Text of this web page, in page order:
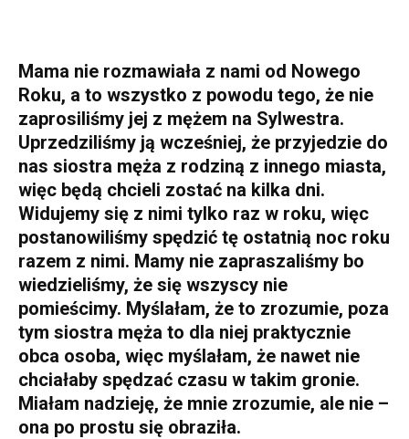
Mama nie rozmawiała z nami od Nowego
Roku, a to wszystko z powodu tego, że nie
zaprosiliśmy jej z mężem na Sylwestra.
Uprzedziliśmy ją wcześniej, że przyjedzie do
nas siostra męża z rodziną z innego miasta,
więc będą chcieli zostać na kilka dni.
Widujemy się z nimi tylko raz w roku, więc
postanowiliśmy spędzić tę ostatnią noc roku
razem z nimi. Mamy nie zapraszaliśmy bo
wiedzieliśmy, że się wszyscy nie
pomieścimy. Myślałam, że to zrozumie, poza
tym siostra męża to dla niej praktycznie
obca osoba, więc myślałam, że nawet nie
chciałaby spędzać czasu w takim gronie.
Miałam nadzieję, że mnie zrozumie, ale nie –
ona po prostu się obraziła.